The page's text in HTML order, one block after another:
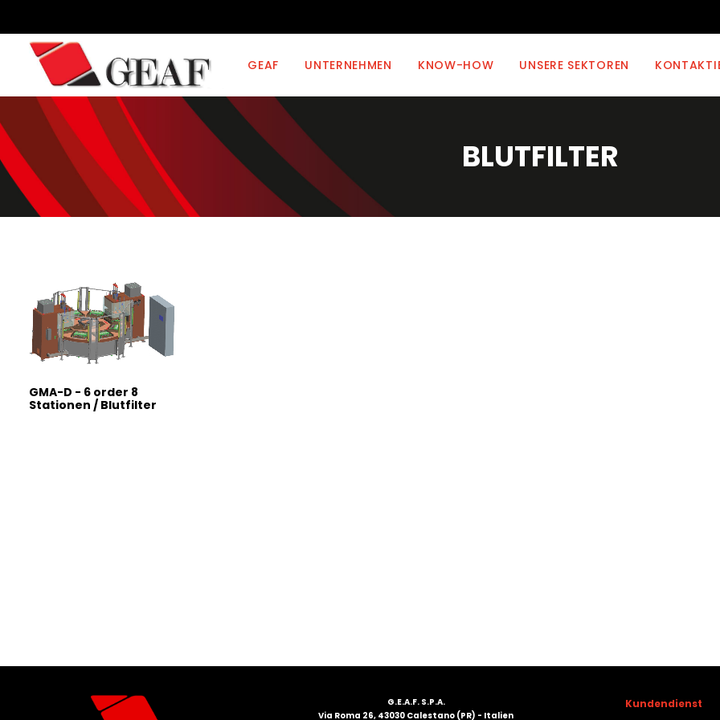
GEAF UNTERNEHMEN KNOW-HOW UNSERE SEKTOREN
BLUTFILTER
GMA-D - 6 order 8
Stationen / Blutfilter
G.E.A.F. S.P.A.
Via Roma 26, 43030 Calestano (PR) - Italien
Kundendienst